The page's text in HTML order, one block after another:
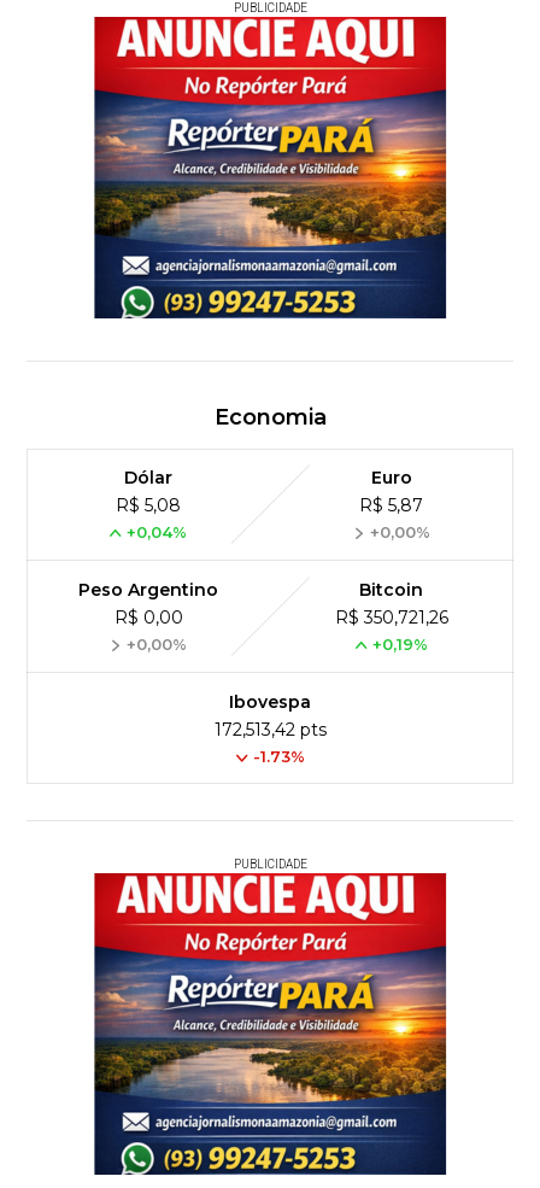
PUBLICIDADE
Economia
Dólar
R$ 5,08
+0,04%
Euro
R$ 5,87
+0,00%
Peso Argentino
R$ 0,00
+0,00%
Bitcoin
R$ 350,721,26
+0,19%
Ibovespa
172,513,42 pts
-1.73%
PUBLICIDADE